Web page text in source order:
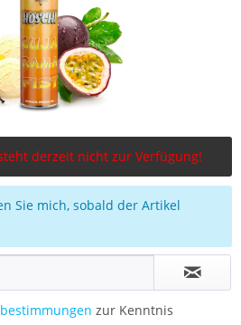
derzeit nicht zur Verfügung!
Sie mich, sobald der Artikel
zur Kenntnis